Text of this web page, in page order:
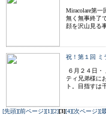
Miracolare第
無く無事終了
顔を沢山見る
祝！第１回 ミ
６月２４日
ティ兄弟様に
ト。目指すは
[先頭][前ページ][1][2][3][4][次ページ][